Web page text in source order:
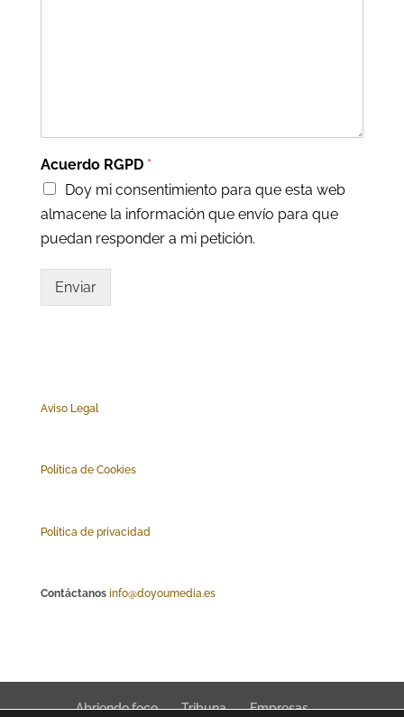
Acuerdo RGPD *
Doy mi consentimiento para que esta web
almacene la información que envío para que
puedan responder a mi petición.
Enviar
Aviso Legal
Política de Cookies
Política de privacidad
Contáctanos info@doyoumedia.es
Abriendo foco Tribuna Empresas